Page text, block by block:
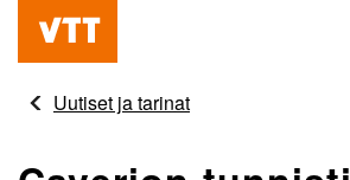
Hyppää
pääsisältöön
Beyond
obviousUutiset ja tarinat